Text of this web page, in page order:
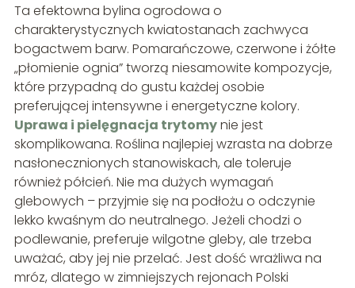
Ta efektowna bylina ogrodowa o
charakterystycznych kwiatostanach zachwyca
bogactwem barw. Pomarańczowe, czerwone i żółte
„płomienie ognia” tworzą niesamowite kompozycje,
które przypadną do gustu każdej osobie
preferującej intensywne i energetyczne kolory.
Uprawa i pielęgnacja trytomynie jest
skomplikowana. Roślina najlepiej wzrasta na dobrze
nasłonecznionych stanowiskach, ale toleruje
również półcień. Nie ma dużych wymagań
glebowych – przyjmie się na podłożu o odczynie
lekko kwaśnym do neutralnego. Jeżeli chodzi o
podlewanie, preferuje wilgotne gleby, ale trzeba
uważać, aby jej nie przelać. Jest dość wrażliwa na
mróz, dlatego w zimniejszych rejonach Polski